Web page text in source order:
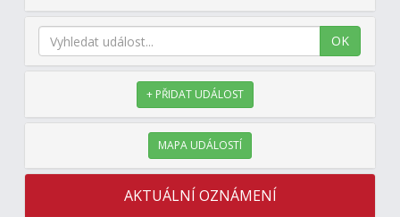
OK
+ PŘIDAT UDÁLOST
MAPA UDÁLOSTÍ
AKTUÁLNÍ OZNÁMENÍ